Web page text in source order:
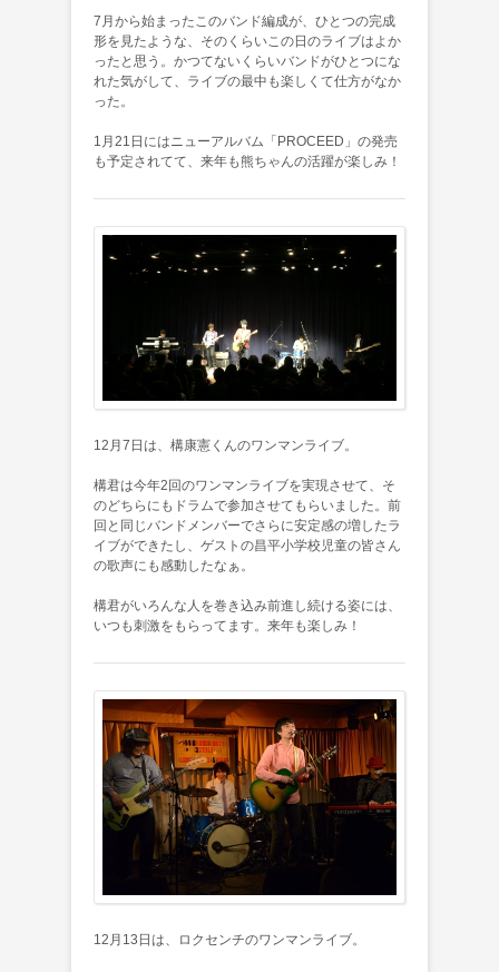
7月から始まったこのバンド編成が、ひとつの完成
形を見たような、そのくらいこの日のライブはよか
ったと思う。かつてないくらいバンドがひとつにな
れた気がして、ライブの最中も楽しくて仕方がなか
った。
1月21日にはニューアルバム「PROCEED」の発売
も予定されてて、来年も熊ちゃんの活躍が楽しみ！
12月7日は、構康憲くんのワンマンライブ。
構君は今年2回のワンマンライブを実現させて、そ
のどちらにもドラムで参加させてもらいました。前
回と同じバンドメンバーでさらに安定感の増したラ
イブができたし、ゲストの昌平小学校児童の皆さん
の歌声にも感動したなぁ。
構君がいろんな人を巻き込み前進し続ける姿には、
いつも刺激をもらってます。来年も楽しみ！
12月13日は、ロクセンチのワンマンライブ。